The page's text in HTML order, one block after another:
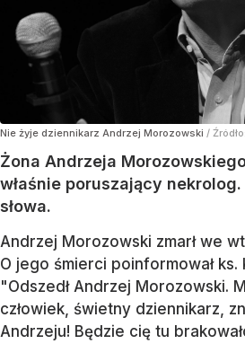
Nie żyje dziennikarz Andrzej Morozowski / Źródło:
Żona Andrzeja
właśnie poruszający
słowa.
Andrzej Morozowski zmarł we
O jego śmierci poinformował ks.
"Odszedł Andrzej Morozowski.
człowiek, świetny dziennikarz,
Andrzeju! Będzie cię tu